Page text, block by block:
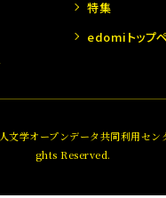
特集
edomiトップ
文学オープンデータ共同利用セ
ghts Reserved.